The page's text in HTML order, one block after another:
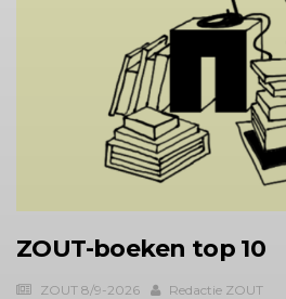
ZOUT-boeken top 10
ZOUT 8/9-2026 Redactie ZOUT